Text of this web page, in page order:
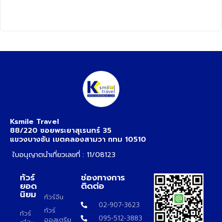
Ksmile Travel
88/220 ซอยพระยาสุเรนทร์ 35
แขวงบางชัน เขตคลองสามวา กทม 10510
ใบอนุญาตนำเที่ยวเลขที่ : 11/08123
ทัวร์
ยอด
นิยม
ทัวร์
ทัวร์จีน
ทัวร์
ออสเตรีย
ช่องทางการ
ติดต่อ
02-907-3623
095-512-3883